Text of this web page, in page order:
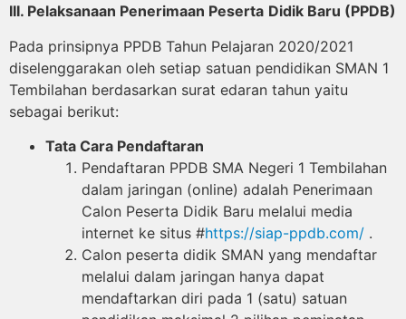
III. Pelaksanaan Penerimaan Peserta Didik Baru (PPDB)
Pada prinsipnya PPDB Tahun Pelajaran 2020/2021
diselenggarakan oleh setiap satuan pendidikan SMAN 1
Tembilahan berdasarkan surat edaran tahun yaitu
sebagai berikut:
Tata Cara Pendaftaran
Pendaftaran PPDB SMA Negeri 1 Tembilahan
dalam jaringan (online) adalah Penerimaan
Calon Peserta Didik Baru melalui media
internet ke situs #https://siap-ppdb.com/ .
Calon peserta didik SMAN yang mendaftar
melalui dalam jaringan hanya dapat
mendaftarkan diri pada 1 (satu) satuan